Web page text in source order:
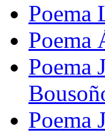
Poema
Poema
Poema
Poema